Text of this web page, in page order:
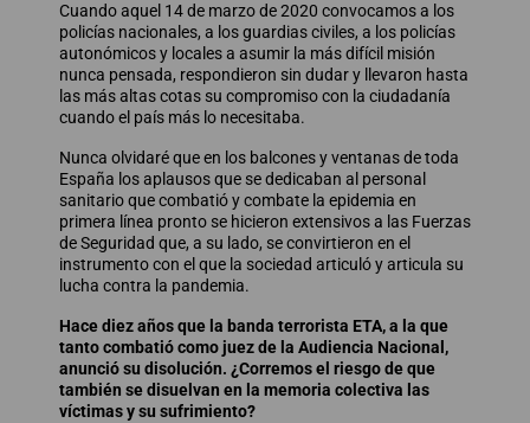
Cuando aquel 14 de marzo de 2020 convocamos a los
policías nacionales, a los guardias civiles, a los policías
autonómicos y locales a asumir la más difícil misión
nunca pensada, respondieron sin dudar y llevaron hasta
las más altas cotas su compromiso con la ciudadanía
cuando el país más lo necesitaba.
Nunca olvidaré que en los balcones y ventanas de toda
España los aplausos que se dedicaban al personal
sanitario que combatió y combate la epidemia en
primera línea pronto se hicieron extensivos a las Fuerzas
de Seguridad que, a su lado, se convirtieron en el
instrumento con el que la sociedad articuló y articula su
lucha contra la pandemia.
Hace diez años que la banda terrorista ETA, a la que
tanto combatió como juez de la Audiencia Nacional,
anunció su disolución. ¿Corremos el riesgo de que
también se disuelvan en la memoria colectiva las
víctimas y su sufrimiento?